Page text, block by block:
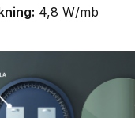
4,8 W/mb